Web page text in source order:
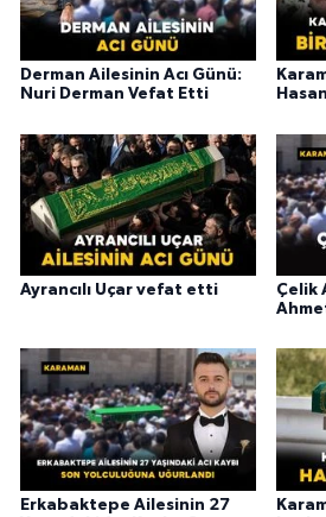
Derman Ailesinin Acı Günü:
Nuri Derman Vefat Etti
Ayrancılı Uçar vefat etti
Çelik
Erkabaktepe Ailesinin 27